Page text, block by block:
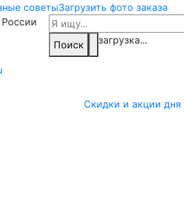
советыЗагрузить фото заказа
Поиск загрузка...
Скидки и акции дня